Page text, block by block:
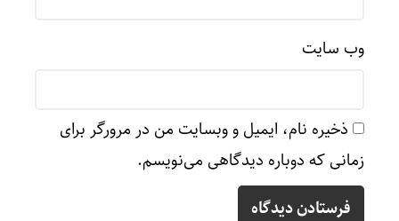
وب‌ سایت
ذخیره نام، ایمیل و وبسایت من در مرورگر برای
زمانی که دوباره دیدگاهی می‌نویسم.